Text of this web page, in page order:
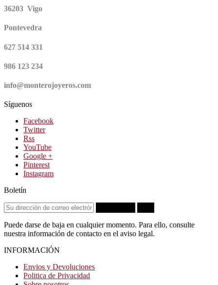
36203 Vigo
Pontevedra
627 514 331
986 123 234
info@monterojoyeros.com
Síguenos
Facebook
Twitter
Rss
YouTube
Google +
Pinterest
Instagram
Boletín
Puede darse de baja en cualquier momento. Para ello, consulte
nuestra información de contacto en el aviso legal.
INFORMACIÓN
Envios y Devoluciones
Politica de Privacidad